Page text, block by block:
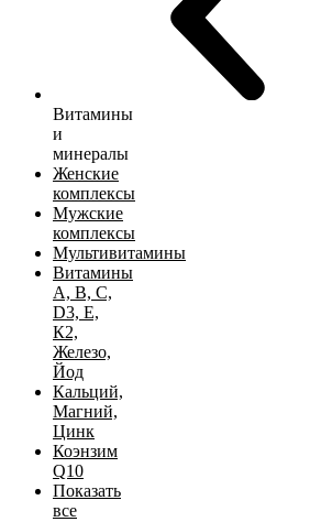
Витамины
и
минералы
Женские
комплексы
Мужские
комплексы
Мультивитамины
Витамины
А, B, C,
D3, Е,
К2,
Железо,
Йод
Кальций,
Магний,
Цинк
Коэнзим
Q10
Показать
все